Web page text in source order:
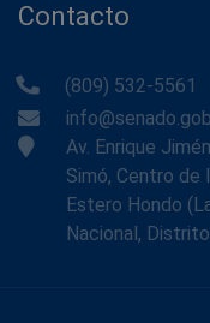
Contacto
(809) 532-5561
Av. Enrique
Simó, Centro de
Estero Hondo
Nacional,